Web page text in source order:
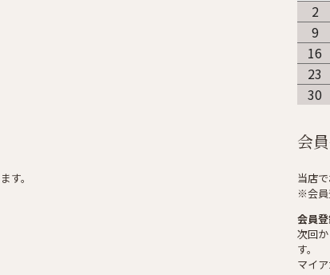
す。
2
9
16
23
30
会
当店
※会員
会員
次回
す。
マイ